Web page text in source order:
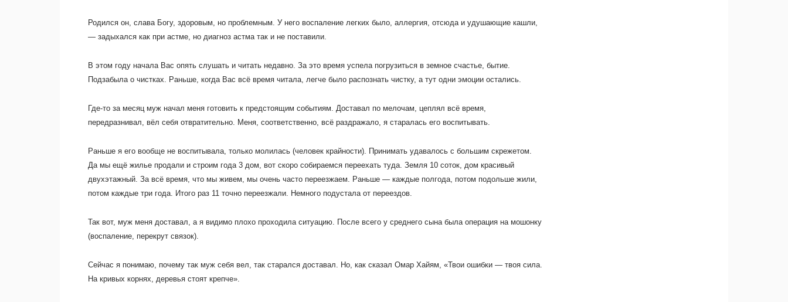
Родился он, слава Богу, здоровым, но проблемным. У него воспаление легких было, аллергия, отсюда и удушающие кашли,
— задыхался как при астме, но диагноз астма так и не поставили.
В этом году начала Вас опять слушать и читать недавно. За это время успела погрузиться в земное счастье, бытие.
Подзабыла о чистках. Раньше, когда Вас всё время читала, легче было распознать чистку, а тут одни эмоции остались.
Где-то за месяц муж начал меня готовить к предстоящим событиям. Доставал по мелочам, цеплял всё время,
передразнивал, вёл себя отвратительно.
Меня, соответственно, всё раздражало, я старалась его воспитывать.
Раньше я его вообще не воспитывала, только молилась (человек крайности). Принимать удавалось с большим скрежетом.
Да мы ещё жилье продали и строим года 3 дом, вот скоро собираемся переехать туда. Земля 10 соток, дом красивый
двухэтажный. За всё время, что мы живем, мы очень часто переезжаем. Раньше — каждые полгода, потом подольше жили,
потом каждые три года. Итого раз 11 точно переезжали. Немного подустала от переездов.
Так вот, муж меня доставал, а я видимо плохо проходила ситуацию.
После всего у среднего сына была операция на мошонку
(воспаление, перекрут связок).
Сейчас я понимаю, почему так муж себя вел, так старался доставал. Но, как сказал Омар Хайям, «Твои ошибки — твоя сила.
На кривых корнях, деревья стоят крепче».